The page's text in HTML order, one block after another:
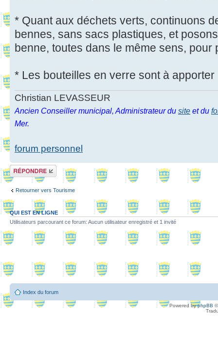
* Quant aux déchets verts, continuons
bennes, sans sacs plastiques, et
benne, toutes dans le même sens, pour
* Les bouteilles en verre sont à
Christian LEVASSEUR
Ancien Conseiller municipal, Administrateur du site et du
Mer.
forum personnel
Répondre
Retourner vers Tourisme
QUI EST EN LIGNE
Utilisateurs parcourant ce forum: Aucun utilisateur enregistré et 1 invité
Index du forum
Powered byphpBB